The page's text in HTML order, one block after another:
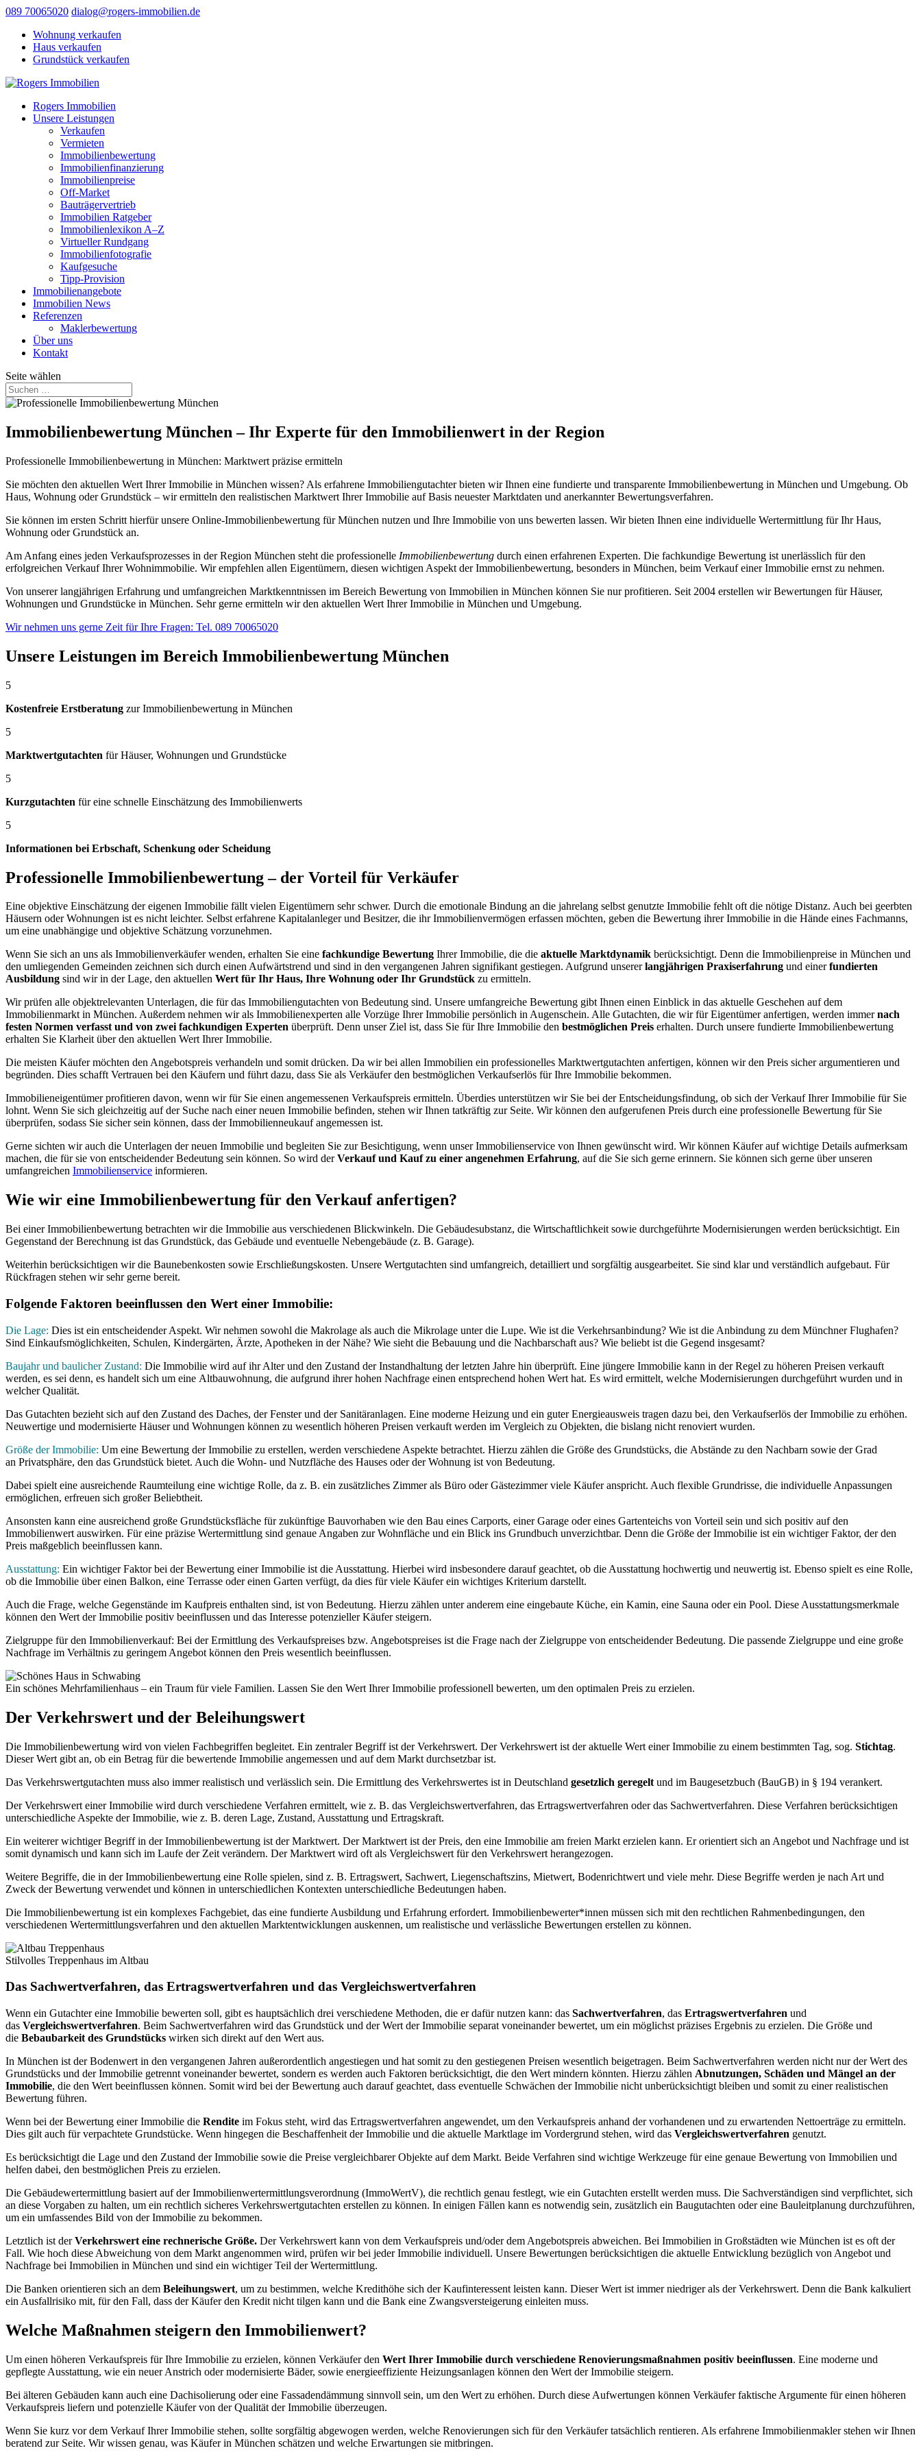
089 70065020 dialog@rogers-immobilien.de
Wohnung verkaufen
Haus verkaufen
Grundstück verkaufen
Rogers Immobilien
Unsere Leistungen
Verkaufen
Vermieten
Immobilienbewertung
Immobilienfinanzierung
Immobilienpreise
Off-Market
Bauträgervertrieb
Immobilien Ratgeber
Immobilienlexikon A–Z
Virtueller Rundgang
Immobilienfotografie
Kaufgesuche
Tipp-Provision
Immobilienangebote
Immobilien News
Referenzen
Maklerbewertung
Über uns
Kontakt
Seite wählen
Immobilienbewertung München – Ihr Experte für den Immobilienwert in der Region
Professionelle Immobilienbewertung in München: Marktwert präzise ermitteln
Sie möchten den aktuellen Wert Ihrer Immobilie in München wissen? Als erfahrene Immobiliengutachter bieten wir Ihnen eine fundierte und transparente Immobilienbewertung in München und Umgebung. Ob
Haus, Wohnung oder Grundstück – wir ermitteln den realistischen Marktwert Ihrer Immobilie auf Basis neuester Marktdaten und anerkannter Bewertungsverfahren.
Sie können im ersten Schritt hierfür unsere Online-Immobilienbewertung für München nutzen und Ihre Immobilie von uns bewerten lassen. Wir bieten Ihnen eine individuelle Wertermittlung für Ihr Haus,
Wohnung oder Grundstück an.
Am Anfang eines jeden Verkaufsprozesses in der Region München steht die professionelle Immobilienbewertung durch einen erfahrenen Experten. Die fachkundige Bewertung ist unerlässlich für den
erfolgreichen Verkauf Ihrer Wohnimmobilie. Wir empfehlen allen Eigentümern, diesen wichtigen Aspekt der Immobilienbewertung, besonders in München, beim Verkauf einer Immobilie ernst zu nehmen.
Von unserer langjährigen Erfahrung und umfangreichen Marktkenntnissen im Bereich Bewertung von Immobilien in München können Sie nur profitieren. Seit 2004 erstellen wir Bewertungen für Häuser,
Wohnungen und Grundstücke in München. Sehr gerne ermitteln wir den aktuellen Wert Ihrer Immobilie in München und Umgebung.
Wir nehmen uns gerne Zeit für Ihre Fragen: Tel. 089 70065020
Unsere Leistungen im Bereich Immobilienbewertung München
5
Kostenfreie Erstberatung zur Immobilienbewertung in München
5
Marktwertgutachten für Häuser, Wohnungen und Grundstücke
5
Kurzgutachten für eine schnelle Einschätzung des Immobilienwerts
5
Informationen bei Erbschaft, Schenkung oder Scheidung
Professionelle Immobilienbewertung – der Vorteil für Verkäufer
Eine objektive Einschätzung der eigenen Immobilie fällt vielen Eigentümern sehr schwer. Durch die emotionale Bindung an die jahrelang selbst genutzte Immobilie fehlt oft die nötige Distanz. Auch bei geerbten
Häusern oder Wohnungen ist es nicht leichter. Selbst erfahrene Kapitalanleger und Besitzer, die ihr Immobilienvermögen erfassen möchten, geben die Bewertung ihrer Immobilie in die Hände eines Fachmanns,
um eine unabhängige und objektive Schätzung vorzunehmen.
Wenn Sie sich an uns als Immobilienverkäufer wenden, erhalten Sie eine fachkundige Bewertung Ihrer Immobilie, die die aktuelle Marktdynamik berücksichtigt. Denn die Immobilienpreise in München und
den umliegenden Gemeinden zeichnen sich durch einen Aufwärtstrend und sind in den vergangenen Jahren signifikant gestiegen. Aufgrund unserer langjährigen Praxiserfahrung und einer fundierten
Ausbildung sind wir in der Lage, den aktuellen Wert für Ihr Haus, Ihre Wohnung oder Ihr Grundstück zu ermitteln.
Wir prüfen alle objektrelevanten Unterlagen, die für das Immobiliengutachten von Bedeutung sind. Unsere umfangreiche Bewertung gibt Ihnen einen Einblick in das aktuelle Geschehen auf dem
Immobilienmarkt in München. Außerdem nehmen wir als Immobilienexperten alle Vorzüge Ihrer Immobilie persönlich in Augenschein. Alle Gutachten, die wir für Eigentümer anfertigen, werden immer nach
festen Normen verfasst und von zwei fachkundigen Experten überprüft. Denn unser Ziel ist, dass Sie für Ihre Immobilie den bestmöglichen Preis erhalten. Durch unsere fundierte Immobilienbewertung
erhalten Sie Klarheit über den aktuellen Wert Ihrer Immobilie.
Die meisten Käufer möchten den Angebotspreis verhandeln und somit drücken. Da wir bei allen Immobilien ein professionelles Marktwertgutachten anfertigen, können wir den Preis sicher argumentieren und
begründen. Dies schafft Vertrauen bei den Käufern und führt dazu, dass Sie als Verkäufer den bestmöglichen Verkaufserlös für Ihre Immobilie bekommen.
Immobilieneigentümer profitieren davon, wenn wir für Sie einen angemessenen Verkaufspreis ermitteln. Überdies unterstützen wir Sie bei der Entscheidungsfindung, ob sich der Verkauf Ihrer Immobilie für Sie
lohnt. Wenn Sie sich gleichzeitig auf der Suche nach einer neuen Immobilie befinden, stehen wir Ihnen tatkräftig zur Seite. Wir können den aufgerufenen Preis durch eine professionelle Bewertung für Sie
überprüfen, sodass Sie sicher sein können, dass der Immobilienneukauf angemessen ist.
Gerne sichten wir auch die Unterlagen der neuen Immobilie und begleiten Sie zur Besichtigung, wenn unser Immobilienservice von Ihnen gewünscht wird. Wir können Käufer auf wichtige Details aufmerksam
machen, die für sie von entscheidender Bedeutung sein können. So wird der Verkauf und Kauf zu einer angenehmen Erfahrung, auf die Sie sich gerne erinnern. Sie können sich gerne über unseren
umfangreichen Immobilienservice informieren.
Wie wir eine Immobilienbewertung für den Verkauf anfertigen?
Bei einer Immobilienbewertung betrachten wir die Immobilie aus verschiedenen Blickwinkeln. Die Gebäudesubstanz, die Wirtschaftlichkeit sowie durchgeführte Modernisierungen werden berücksichtigt. Ein
Gegenstand der Berechnung ist das Grundstück, das Gebäude und eventuelle Nebengebäude (z. B. Garage).
Weiterhin berücksichtigen wir die Baunebenkosten sowie Erschließungskosten. Unsere Wertgutachten sind umfangreich, detailliert und sorgfältig ausgearbeitet. Sie sind klar und verständlich aufgebaut. Für
Rückfragen stehen wir sehr gerne bereit.
Folgende Faktoren beeinflussen den Wert einer Immobilie:
Die Lage: Dies ist ein entscheidender Aspekt. Wir nehmen sowohl die Makrolage als auch die Mikrolage unter die Lupe. Wie ist die Verkehrsanbindung? Wie ist die Anbindung zu dem Münchner Flughafen?
Sind Einkaufsmöglichkeiten, Schulen, Kindergärten, Ärzte, Apotheken in der Nähe? Wie sieht die Bebauung und die Nachbarschaft aus? Wie beliebt ist die Gegend insgesamt?
Baujahr und baulicher Zustand: Die Immobilie wird auf ihr Alter und den Zustand der Instandhaltung der letzten Jahre hin überprüft. Eine jüngere Immobilie kann in der Regel zu höheren Preisen verkauft
werden, es sei denn, es handelt sich um eine Altbauwohnung, die aufgrund ihrer hohen Nachfrage einen entsprechend hohen Wert hat. Es wird ermittelt, welche Modernisierungen durchgeführt wurden und in
welcher Qualität.
Das Gutachten bezieht sich auf den Zustand des Daches, der Fenster und der Sanitäranlagen. Eine moderne Heizung und ein guter Energieausweis tragen dazu bei, den Verkaufserlös der Immobilie zu erhöhen.
Neuwertige und modernisierte Häuser und Wohnungen können zu wesentlich höheren Preisen verkauft werden im Vergleich zu Objekten, die bislang nicht renoviert wurden.
Größe der Immobilie: Um eine Bewertung der Immobilie zu erstellen, werden verschiedene Aspekte betrachtet. Hierzu zählen die Größe des Grundstücks, die Abstände zu den Nachbarn sowie der Grad
an Privatsphäre, den das Grundstück bietet. Auch die Wohn- und Nutzfläche des Hauses oder der Wohnung ist von Bedeutung.
Dabei spielt eine ausreichende Raumteilung eine wichtige Rolle, da z. B. ein zusätzliches Zimmer als Büro oder Gästezimmer viele Käufer anspricht. Auch flexible Grundrisse, die individuelle Anpassungen
ermöglichen, erfreuen sich großer Beliebtheit.
Ansonsten kann eine ausreichend große Grundstücksfläche für zukünftige Bauvorhaben wie den Bau eines Carports, einer Garage oder eines Gartenteichs von Vorteil sein und sich positiv auf den
Immobilienwert auswirken. Für eine präzise Wertermittlung sind genaue Angaben zur Wohnfläche und ein Blick ins Grundbuch unverzichtbar. Denn die Größe der Immobilie ist ein wichtiger Faktor, der den
Preis maßgeblich beeinflussen kann.
Ausstattung: Ein wichtiger Faktor bei der Bewertung einer Immobilie ist die Ausstattung. Hierbei wird insbesondere darauf geachtet, ob die Ausstattung hochwertig und neuwertig ist. Ebenso spielt es eine Rolle,
ob die Immobilie über einen Balkon, eine Terrasse oder einen Garten verfügt, da dies für viele Käufer ein wichtiges Kriterium darstellt.
Auch die Frage, welche Gegenstände im Kaufpreis enthalten sind, ist von Bedeutung. Hierzu zählen unter anderem eine eingebaute Küche, ein Kamin, eine Sauna oder ein Pool. Diese Ausstattungsmerkmale
können den Wert der Immobilie positiv beeinflussen und das Interesse potenzieller Käufer steigern.
Zielgruppe für den Immobilienverkauf: Bei der Ermittlung des Verkaufspreises bzw. Angebotspreises ist die Frage nach der Zielgruppe von entscheidender Bedeutung. Die passende Zielgruppe und eine große
Nachfrage im Verhältnis zu geringem Angebot können den Preis wesentlich beeinflussen.
Ein schönes Mehrfamilienhaus – ein Traum für viele Familien. Lassen Sie den Wert Ihrer Immobilie professionell bewerten, um den optimalen Preis zu erzielen.
Der Verkehrswert und der Beleihungswert
Die Immobilienbewertung wird von vielen Fachbegriffen begleitet. Ein zentraler Begriff ist der Verkehrswert. Der Verkehrswert ist der aktuelle Wert einer Immobilie zu einem bestimmten Tag, sog. Stichtag.
Dieser Wert gibt an, ob ein Betrag für die bewertende Immobilie angemessen und auf dem Markt durchsetzbar ist.
Das Verkehrswertgutachten muss also immer realistisch und verlässlich sein. Die Ermittlung des Verkehrswertes ist in Deutschland gesetzlich geregelt und im Baugesetzbuch (BauGB) in § 194 verankert.
Der Verkehrswert einer Immobilie wird durch verschiedene Verfahren ermittelt, wie z. B. das Vergleichswertverfahren, das Ertragswertverfahren oder das Sachwertverfahren. Diese Verfahren berücksichtigen
unterschiedliche Aspekte der Immobilie, wie z. B. deren Lage, Zustand, Ausstattung und Ertragskraft.
Ein weiterer wichtiger Begriff in der Immobilienbewertung ist der Marktwert. Der Marktwert ist der Preis, den eine Immobilie am freien Markt erzielen kann. Er orientiert sich an Angebot und Nachfrage und ist
somit dynamisch und kann sich im Laufe der Zeit verändern. Der Marktwert wird oft als Vergleichswert für den Verkehrswert herangezogen.
Weitere Begriffe, die in der Immobilienbewertung eine Rolle spielen, sind z. B. Ertragswert, Sachwert, Liegenschaftszins, Mietwert, Bodenrichtwert und viele mehr. Diese Begriffe werden je nach Art und
Zweck der Bewertung verwendet und können in unterschiedlichen Kontexten unterschiedliche Bedeutungen haben.
Die Immobilienbewertung ist ein komplexes Fachgebiet, das eine fundierte Ausbildung und Erfahrung erfordert. Immobilienbewerter*innen müssen sich mit den rechtlichen Rahmenbedingungen, den
verschiedenen Wertermittlungsverfahren und den aktuellen Marktentwicklungen auskennen, um realistische und verlässliche Bewertungen erstellen zu können.
Stilvolles Treppenhaus im Altbau
Das Sachwertverfahren, das Ertragswertverfahren und das Vergleichswertverfahren
Wenn ein Gutachter eine Immobilie bewerten soll, gibt es hauptsächlich drei verschiedene Methoden, die er dafür nutzen kann: das Sachwertverfahren, das Ertragswertverfahren und
das Vergleichswertverfahren. Beim Sachwertverfahren wird das Grundstück und der Wert der Immobilie separat voneinander bewertet, um ein möglichst präzises Ergebnis zu erzielen. Die Größe und
die Bebaubarkeit des Grundstücks wirken sich direkt auf den Wert aus.
In München ist der Bodenwert in den vergangenen Jahren außerordentlich angestiegen und hat somit zu den gestiegenen Preisen wesentlich beigetragen. Beim Sachwertverfahren werden nicht nur der Wert des
Grundstücks und der Immobilie getrennt voneinander bewertet, sondern es werden auch Faktoren berücksichtigt, die den Wert mindern könnten. Hierzu zählen Abnutzungen, Schäden und Mängel an der
Immobilie, die den Wert beeinflussen können. Somit wird bei der Bewertung auch darauf geachtet, dass eventuelle Schwächen der Immobilie nicht unberücksichtigt bleiben und somit zu einer realistischen
Bewertung führen.
Wenn bei der Bewertung einer Immobilie die Rendite im Fokus steht, wird das Ertragswertverfahren angewendet, um den Verkaufspreis anhand der vorhandenen und zu erwartenden Nettoerträge zu ermitteln.
Dies gilt auch für verpachtete Grundstücke. Wenn hingegen die Beschaffenheit der Immobilie und die aktuelle Marktlage im Vordergrund stehen, wird das Vergleichswertverfahren genutzt.
Es berücksichtigt die Lage und den Zustand der Immobilie sowie die Preise vergleichbarer Objekte auf dem Markt. Beide Verfahren sind wichtige Werkzeuge für eine genaue Bewertung von Immobilien und
helfen dabei, den bestmöglichen Preis zu erzielen.
Die Gebäudewertermittlung basiert auf der Immobilienwertermittlungsverordnung (ImmoWertV), die rechtlich genau festlegt, wie ein Gutachten erstellt werden muss. Die Sachverständigen sind verpflichtet, sich
an diese Vorgaben zu halten, um ein rechtlich sicheres Verkehrswertgutachten erstellen zu können. In einigen Fällen kann es notwendig sein, zusätzlich ein Baugutachten oder eine Bauleitplanung durchzuführen,
um ein umfassendes Bild von der Immobilie zu bekommen.
Letztlich ist der Verkehrswert eine rechnerische Größe. Der Verkehrswert kann von dem Verkaufspreis und/oder dem Angebotspreis abweichen. Bei Immobilien in Großstädten wie München ist es oft der
Fall. Wie hoch diese Abweichung von dem Markt angenommen wird, prüfen wir bei jeder Immobilie individuell. Unsere Bewertungen berücksichtigen die aktuelle Entwicklung bezüglich von Angebot und
Nachfrage bei Immobilien in München und sind ein wichtiger Teil der Wertermittlung.
Die Banken orientieren sich an dem Beleihungswert, um zu bestimmen, welche Kredithöhe sich der Kaufinteressent leisten kann. Dieser Wert ist immer niedriger als der Verkehrswert. Denn die Bank kalkuliert
ein Ausfallrisiko mit, für den Fall, dass der Käufer den Kredit nicht tilgen kann und die Bank eine Zwangsversteigerung einleiten muss.
Welche Maßnahmen steigern den Immobilienwert?
Um einen höheren Verkaufspreis für Ihre Immobilie zu erzielen, können Verkäufer den Wert Ihrer Immobilie durch verschiedene Renovierungsmaßnahmen positiv beeinflussen. Eine moderne und
gepflegte Ausstattung, wie ein neuer Anstrich oder modernisierte Bäder, sowie energieeffiziente Heizungsanlagen können den Wert der Immobilie steigern.
Bei älteren Gebäuden kann auch eine Dachisolierung oder eine Fassadendämmung sinnvoll sein, um den Wert zu erhöhen. Durch diese Aufwertungen können Verkäufer faktische Argumente für einen höheren
Verkaufspreis liefern und potenzielle Käufer von der Qualität der Immobilie überzeugen.
Wenn Sie kurz vor dem Verkauf Ihrer Immobilie stehen, sollte sorgfältig abgewogen werden, welche Renovierungen sich für den Verkäufer tatsächlich rentieren. Als erfahrene Immobilienmakler stehen wir Ihnen
beratend zur Seite. Wir wissen genau, was Käufer in München schätzen und welche Erwartungen sie mitbringen.